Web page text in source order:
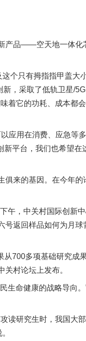
产品——空天地一体化
个只有拇指指甲盖大
新，采取了低轨卫星/5G
着它的功耗、成本都
应用在消费、应急等
新平台，我们也希望在
来的基因。在今年的
午，中关村国际创新
号返回样品如何为月球
700多项基础研究成
村论坛上发布。
生命健康的战略导向。
读研究生时，我国大